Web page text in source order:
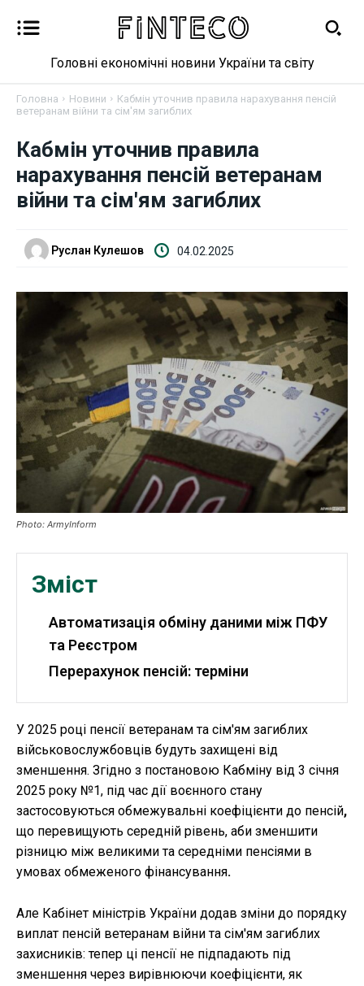
Новини
Бізнес
Криптовалюта
Робота і освіта
Публікації
ФОП
Курс валют
Головні економічні новини України та світу
Головна Новини
Кабмін уточнив правила нарахування пенсій
ветеранам війни та сім'ям загиблих
Кабмін уточнив правила
нарахування пенсій ветеранам
війни та сім'ям загиблих
Руслан Кулешов 04.02.2025
Photo: ArmyInform
Зміст
Автоматизація обміну даними між ПФУ
та Реєстром
Перерахунок пенсій: терміни
У 2025 році пенсії ветеранам та сім'ям загиблих
військовослужбовців будуть захищені від
зменшення. Згідно з постановою Кабміну від 3 січня
2025 року №1, під час дії воєнного стану
застосовуються обмежувальні коефіцієнти до пенсій,
що перевищують середній рівень, аби зменшити
різницю між великими та середніми пенсіями в
умовах обмеженого фінансування.
Але Кабінет міністрів України додав зміни до порядку
виплат пенсій ветеранам війни та сім'ям загиблих
захисників: тепер ці пенсії не підпадають під
зменшення через вирівнюючи коефіцієнти, як